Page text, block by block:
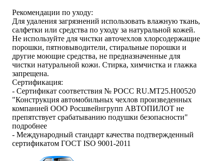
Рекомендации по уходу:
Для удаления загрязнений использовать влажную ткань,
салфетки или средства по уходу за натуральной кожей.
Не используйте для чистки авточехлов хлорсодержащие
порошки, пятновыводители, стиральные порошки и
другие моющие средства, не предназначенные для
чистки натуральной кожи. Стирка, химчистка и глажка
запрещена.
Сертификация:
- Сертификат соответствия № РОСС RU.МТ25.Н00520
"Конструкция автомобильных чехлов произведенных
компанией ООО Росшвейнгрупп АВТОПИЛОТ не
препятствует срабатыванию подушки безопасности"
подробнее
- Международный стандарт качества подтвержденный
сертификатом ГОСТ ISO 9001-2011